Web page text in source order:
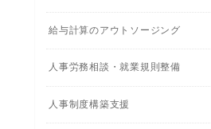
給与計算のアウトソージング
人事労務相談・就業規則整備
人事制度構築支援